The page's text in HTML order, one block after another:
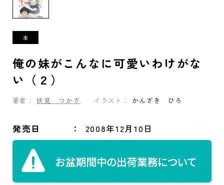
俺の妹がこんなに可愛いわけがな
い（２）
著者： 伏見 つかさ イラスト： かんざき ひろ
発売日 2008年12月10日